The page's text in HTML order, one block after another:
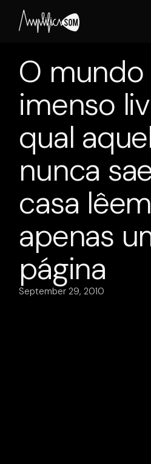
content
O
imenso
qual
nunca
casa lêem
apenas
página
September 29, 2010